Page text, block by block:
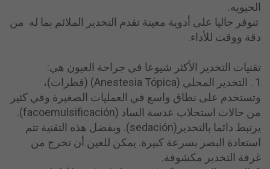
الحيويه.
تنوفر حاليا على أدوية معينة تقدم التخدير الملائم بما له من
دقة ووقت للأداء.
تقنيات التخدير الأكثر شيوعا في جراحة العيون هي:
1 . التخدير المحلي (Anestesia Tópica) (قطرات)،
وتستخدم على نطاق واسع في العمليات الصغيرة وفي كثير
من حالات استحلاب عدسة الساد (facoemulsificación).
يرتبط دائما بالتخدير(sedación). وبفضل هذه التقنية تتم
استعادة البصر بسرعة كبيرة. يمكن للعين أن تخرج من
غرفة التخدير مكشوفة.